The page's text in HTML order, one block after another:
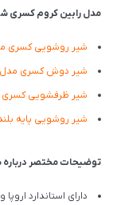
مدل رابین کروم کسری
شیر روشویی کسری
شیر دوش کسری مدل
شیر ظرفشویی کسری
شیر روشویی پایه
توضیحات مختصر
دارای استاندارد اروپا